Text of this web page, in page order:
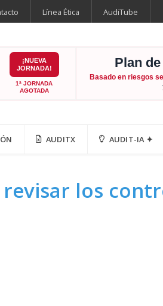
Línea Ética AudiTube
¡NUEVA
JORNADA!
1ª JORNADA
AGOTADA
Plan
Basado en riesgos
AUDITX AUDIT-IA ✦
los